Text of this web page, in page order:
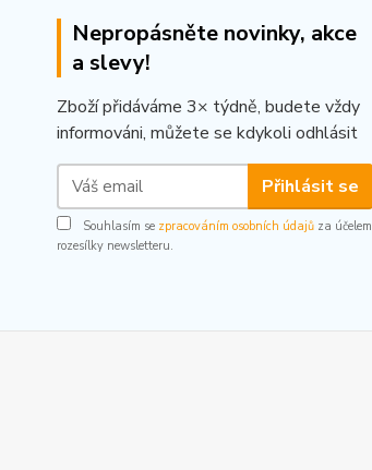
Nepropásněte novinky, akce
a slevy!
Zboží přidáváme 3× týdně, budete vždy
informováni, můžete se kdykoli odhlásit
Přihlásit se
Souhlasím se zpracováním osobních údajů za účelem
rozesílky newsletteru.